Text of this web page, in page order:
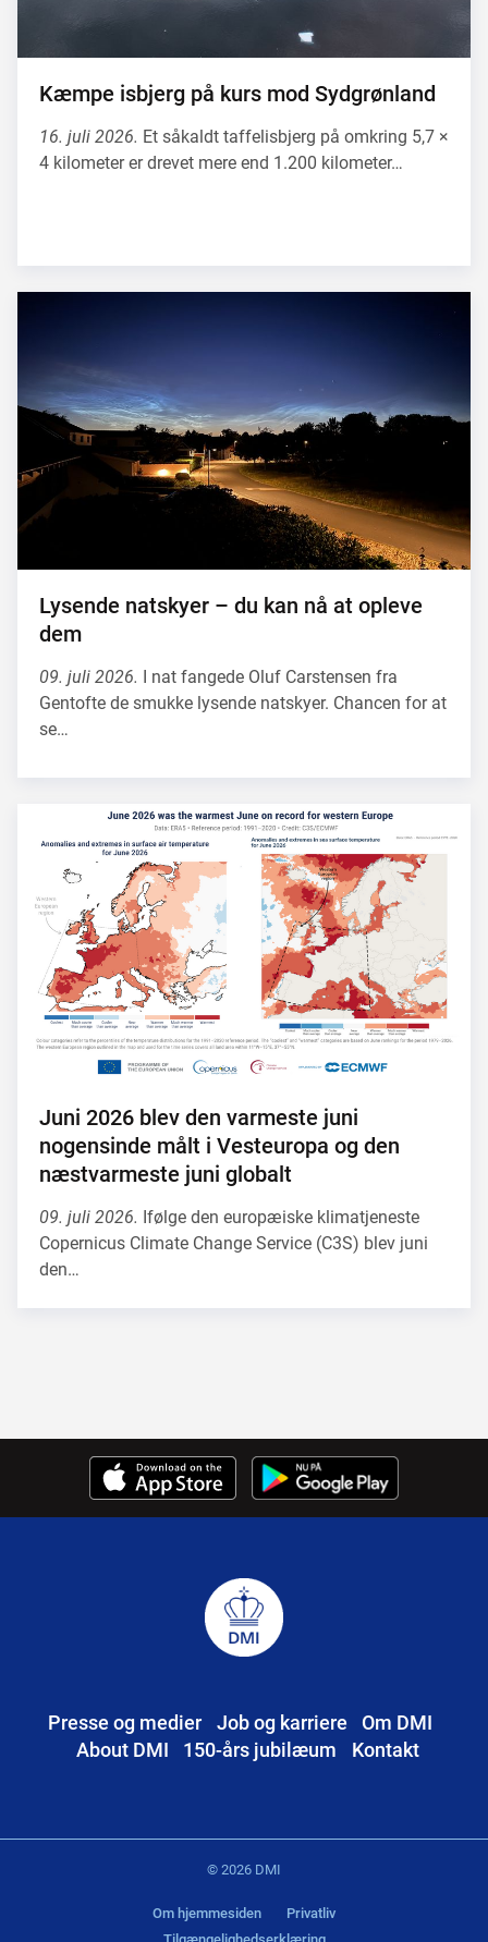
Kæmpe isbjerg på kurs mod Sydgrønland
16. juli 2026. Et såkaldt taffelisbjerg på omkring 5,7 ×
4 kilometer er drevet mere end 1.200 kilometer…
Lysende natskyer – du kan nå at opleve
dem
09. juli 2026. I nat fangede Oluf Carstensen fra
Gentofte de smukke lysende natskyer. Chancen for at
se…
Juni 2026 blev den varmeste juni
nogensinde målt i Vesteuropa og den
næstvarmeste juni globalt
09. juli 2026. Ifølge den europæiske klimatjeneste
Copernicus Climate Change Service (C3S) blev juni
den…
Presse og medier Job og karriere
Om DMI
About DMI
150-års jubilæum Kontakt
© 2026 DMI
Om hjemmesiden
Privatliv